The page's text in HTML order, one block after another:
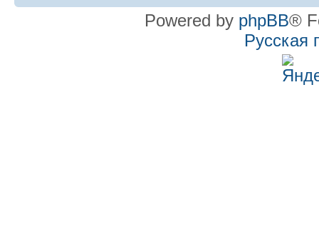
Powered by phpBB®
Русская